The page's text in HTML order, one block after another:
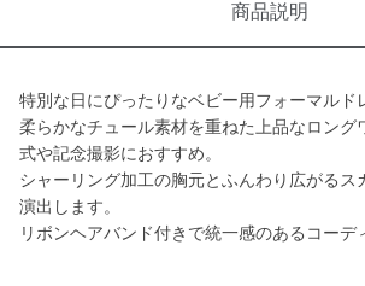
商品説明
特別な日にぴったりなベビー用フォーマルド
柔らかなチュール素材を重ねた上品なロング
式や記念撮影におすすめ。
シャーリング加工の胸元とふんわり広がるス
演出します。
リボンヘアバンド付きで統一感のあるコーデ